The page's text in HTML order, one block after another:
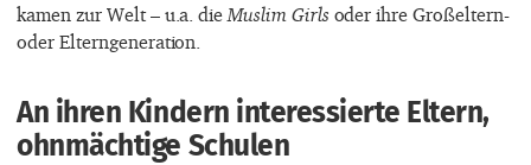
kamen zur Welt – u.a. die Muslim Girls oder ihre Großeltern-
oder Elterngeneration.
An ihren Kindern interessierte Eltern,
ohnmächtige Schulen